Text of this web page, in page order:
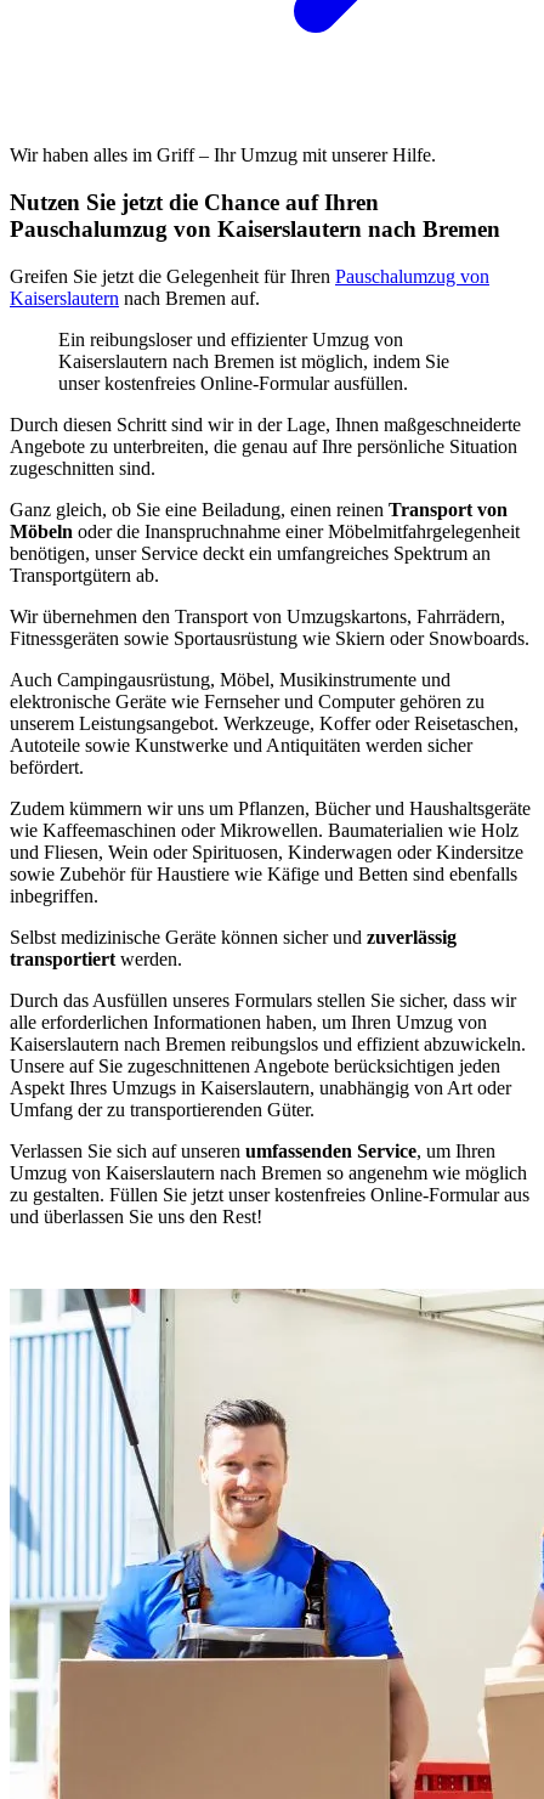
Wir haben alles im Griff – Ihr Umzug mit unserer Hilfe.
Nutzen Sie jetzt die Chance auf Ihren
Pauschalumzug von Kaiserslautern nach Bremen
Greifen Sie jetzt die Gelegenheit für Ihren Pauschalumzug von
Kaiserslautern nach Bremen auf.
Ein reibungsloser und effizienter Umzug von
Kaiserslautern nach Bremen ist möglich, indem Sie
unser kostenfreies Online-Formular ausfüllen.
Durch diesen Schritt sind wir in der Lage, Ihnen maßgeschneiderte
Angebote zu unterbreiten, die genau auf Ihre persönliche Situation
zugeschnitten sind.
Ganz gleich, ob Sie eine Beiladung, einen reinen Transport von
Möbeln oder die Inanspruchnahme einer Möbelmitfahrgelegenheit
benötigen, unser Service deckt ein umfangreiches Spektrum an
Transportgütern ab.
Wir übernehmen den Transport von Umzugskartons, Fahrrädern,
Fitnessgeräten sowie Sportausrüstung wie Skiern oder Snowboards.
Auch Campingausrüstung, Möbel, Musikinstrumente und
elektronische Geräte wie Fernseher und Computer gehören zu
unserem Leistungsangebot. Werkzeuge, Koffer oder Reisetaschen,
Autoteile sowie Kunstwerke und Antiquitäten werden sicher
befördert.
Zudem kümmern wir uns um Pflanzen, Bücher und Haushaltsgeräte
wie Kaffeemaschinen oder Mikrowellen. Baumaterialien wie Holz
und Fliesen, Wein oder Spirituosen, Kinderwagen oder Kindersitze
sowie Zubehör für Haustiere wie Käfige und Betten sind ebenfalls
inbegriffen.
Selbst medizinische Geräte können sicher und zuverlässig
transportiert werden.
Durch das Ausfüllen unseres Formulars stellen Sie sicher, dass wir
alle erforderlichen Informationen haben, um Ihren Umzug von
Kaiserslautern nach Bremen reibungslos und effizient abzuwickeln.
Unsere auf Sie zugeschnittenen Angebote berücksichtigen jeden
Aspekt Ihres Umzugs in Kaiserslautern, unabhängig von Art oder
Umfang der zu transportierenden Güter.
Verlassen Sie sich auf unseren umfassenden Service, um Ihren
Umzug von Kaiserslautern nach Bremen so angenehm wie möglich
zu gestalten. Füllen Sie jetzt unser kostenfreies Online-Formular aus
und überlassen Sie uns den Rest!